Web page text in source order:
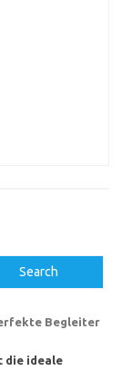
Search
Begleiter
die ideale